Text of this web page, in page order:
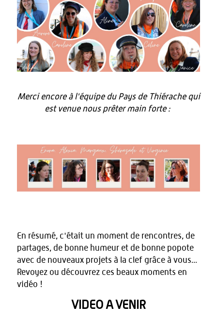
Merci encore à l'équipe du Pays de Thiérache qui
est venue nous prêter main forte :
En résumé, c'était un moment de rencontres, de
partages, de bonne humeur et de bonne popote
avec de nouveaux projets à la clef grâce à vous...
Revoyez ou découvrez ces beaux moments en
vidéo !
VIDEO A VENIR